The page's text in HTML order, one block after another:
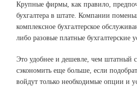
Крупные фирмы, как правило,
бухгалтера в штате. Компании
комплексное бухгалтерское
либо разовые платные бухгалтерские
Это удобнее и дешевле, чем штатный
сэкономить еще больше, если
войдут только необходимые опции и